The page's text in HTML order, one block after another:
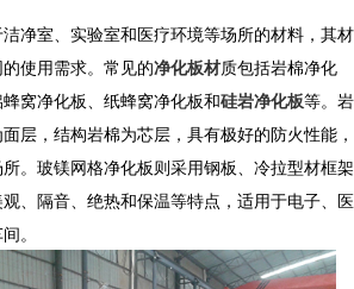
净室、实验室和医疗环境等场所的材料，其材
使用需求。常见的净化板材质包括岩棉净化
窝净化板、纸蜂窝净化板和硅岩净化板等。岩
层，结构岩棉为芯层，具有极好的防火性能，
。玻镁网格净化板则采用钢板、冷拉型材框架
、隔音、绝热和保温等特点，适用于电子、医
。